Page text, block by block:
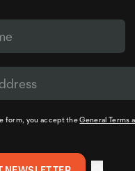
form, you accept theGeneral Terms